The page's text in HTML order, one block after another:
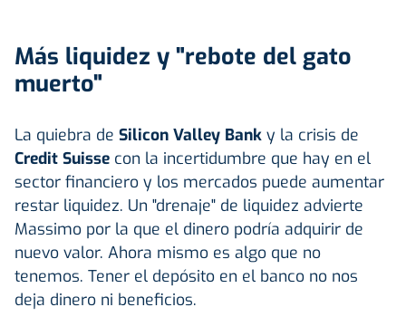
Más liquidez y "rebote del gato
muerto"
La quiebra de Silicon Valley Bank y la crisis de
Credit Suisse con la incertidumbre que hay en el
sector financiero y los mercados puede aumentar
restar liquidez. Un "drenaje" de liquidez advierte
Massimo por la que el dinero podría adquirir de
nuevo valor. Ahora mismo es algo que no
tenemos. Tener el depósito en el banco no nos
deja dinero ni beneficios.